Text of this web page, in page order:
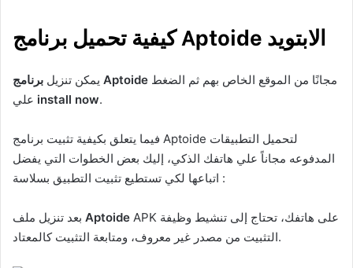
كيفية تحميل برنامج Aptoide الابتويد
يمكن تنزيل برنامج Aptoide
علي install now.
فيما يتعلق بكيفية تثبيت برنامج Aptoide لتحميل التطبيقات
المدفوعه مجاناً علي هاتفك الذكي، إليك بعض الخطوات التي يفضل
اتباعها لكي تستطيع تثبيت التطبيق بسلاسة :
Aptoide APK على هاتفك، تحتاج إلى تنشيط وظيفة
التثبيت من مصدر غير معروف، ومتابعة التثبيت كالمعتاد.